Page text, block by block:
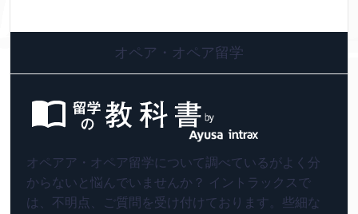
オペア・オペア留学
オペアア・オペア留学について調べているがよく分
からないと悩んでいませんか？ イントラックスで
は、不明点、ご質問を受け付けております。些細な